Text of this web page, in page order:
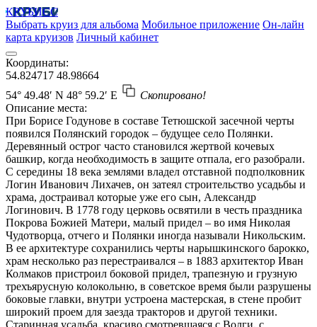
КРУБИСС
Выбрать круиз для альбома Мобильное приложение Он-лайн
карта круизов Личный кабинет
Координаты:
54.824717 48.98664
54° 49.48′ N 48° 59.2′ E
Скопировано!
Описание места:
При Борисе Годунове в составе Тетюшской засечной черты
появился Полянский городок – будущее село Полянки.
Деревянный острог часто становился жертвой кочевых
башкир, когда необходимость в защите отпала, его разобрали.
С середины 18 века землями владел отставной подполковник
Логин Иванович Лихачев, он затеял строительство усадьбы и
храма, достраивал которые уже его сын, Александр
Логинович. В 1778 году церковь освятили в честь праздника
Покрова Божией Матери, малый придел – во имя Николая
Чудотворца, отчего и Полянки иногда называли Никольским.
В ее архитектуре сохранились черты нарышкинского барокко,
храм несколько раз перестраивался – в 1883 архитектор Иван
Колмаков пристроил боковой придел, трапезную и грузную
трехъярусную колокольню, в советское время были разрушены
боковые главки, внутри устроена мастерская, в стене пробит
широкий проем для заезда тракторов и другой техники.
Старинная усадьба, красиво смотревшаяся с Волги, с